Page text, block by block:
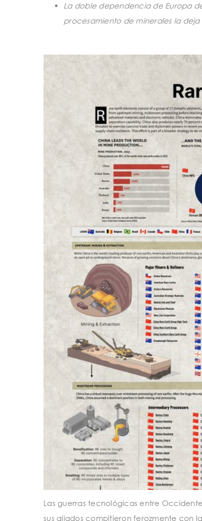
La doble dependencia de Europa
procesamiento de minerales la deja
Las guerras tecnológicas entre
sus aliados compitieron ferozmente con